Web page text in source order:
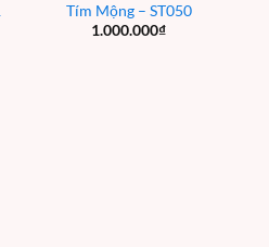
Tím Mộng – ST050
1.000.000₫